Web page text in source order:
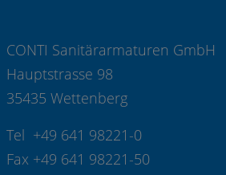
CONTI Sanitärarmaturen GmbH
Hauptstrasse 98
35435 Wettenberg
Tel +49 641 98221-0
Fax +49 641 98221-50